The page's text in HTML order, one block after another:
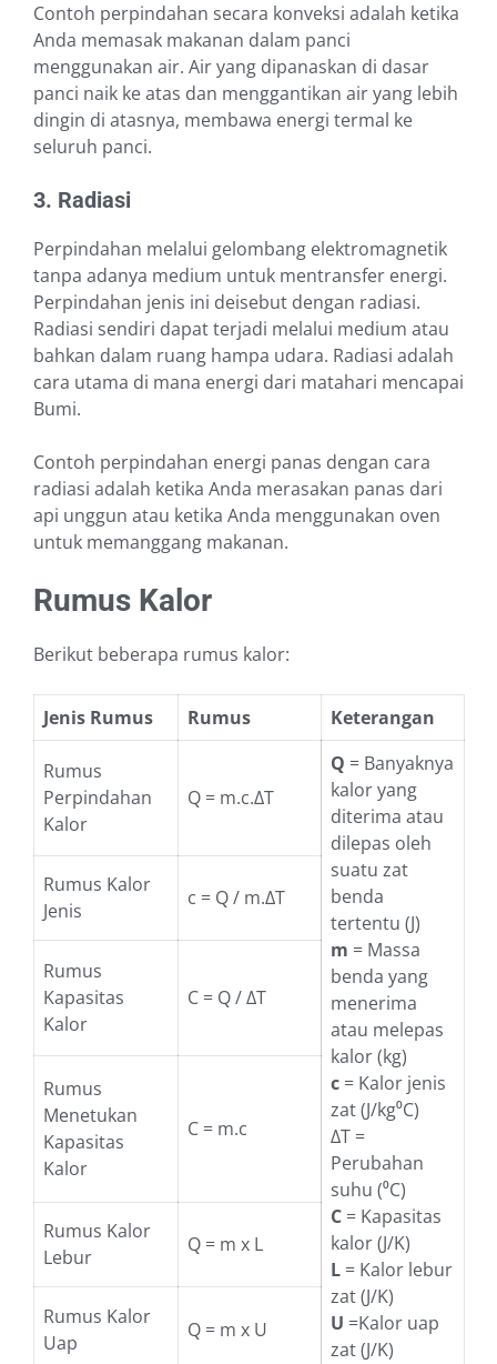
Contoh perpindahan secara konveksi adalah ketika
Anda memasak makanan dalam panci
menggunakan air. Air yang dipanaskan di dasar
panci naik ke atas dan menggantikan air yang lebih
dingin di atasnya, membawa energi termal ke
seluruh panci.
3. Radiasi
Perpindahan melalui gelombang elektromagnetik
tanpa adanya medium untuk mentransfer energi.
Perpindahan jenis ini deisebut dengan radiasi.
Radiasi sendiri dapat terjadi melalui medium atau
bahkan dalam ruang hampa udara. Radiasi adalah
cara utama di mana energi dari matahari mencapai
Bumi.
Contoh perpindahan energi panas dengan cara
radiasi adalah ketika Anda merasakan panas dari
api unggun atau ketika Anda menggunakan oven
untuk memanggang makanan.
Rumus Kalor
Berikut beberapa rumus kalor:
Jenis Rumus Rumus Keterangan
Rumus
Perpindahan
Kalor
Q = m.c.ΔT
Q = Banyaknya
kalor yang
diterima atau
dilepas oleh
suatu zat
benda
tertentu (J)
m = Massa
benda yang
menerima
atau melepas
kalor (kg)
c = Kalor jenis
zat (J/kg⁰C)
ΔT =
Perubahan
suhu (⁰C)
C = Kapasitas
kalor (J/K)
L = Kalor lebur
zat (J/K)
U =Kalor uap
zat (J/K)
Rumus Kalor
Jenis
c = Q / m.ΔT
Rumus
Kapasitas
Kalor
C = Q / ΔT
Rumus
Menetukan
Kapasitas
Kalor
C = m.c
Rumus Kalor
Lebur
Q = m x L
Rumus Kalor
Uap
Q = m x U